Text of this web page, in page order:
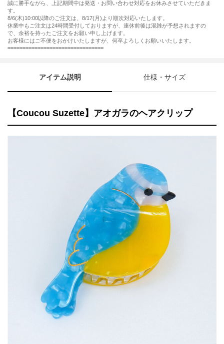
誠に勝手ながら、上記期間中は発送・お問い合わせ対応をお休みさせていただきま
す。
8/6(木)10:00以降のご注文は、8/17(月)より順次対応いたします。
休業中もご注文は24時間受付しておりますが、連休前後は混雑が予想されますの
で、余裕を持ったご注文をお願い申し上げます。
お客様にはご不便をおかけいたしますが、何卒よろしくお願いいたします。
================================
アイテム説明 仕様・サイズ
【Coucou Suzette】アオガラのヘアクリップ